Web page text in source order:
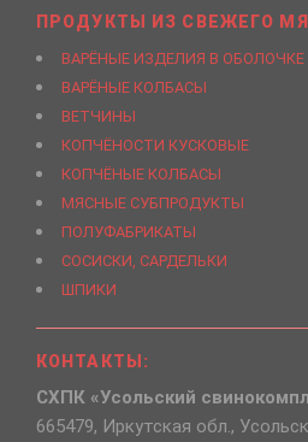
ПРОДУКТЫ ИЗ СВЕЖЕГО
ВАРЁНЫЕ ИЗДЕЛИЯ В ОБОЛОЧКЕ
ВАРЁНЫЕ КОЛБАСЫ
ВЕТЧИНЫ
КОПЧЁНОСТИ КУСКОВЫЕ
КОПЧЁНЫЕ КОЛБАСЫ
МЯСНЫЕ СУБПРОДУКТЫ
ПОЛУФАБРИКАТЫ
СОСИСКИ, САРДЕЛЬКИ
ШПИКИ
КОНТАКТЫ:
СХПК «Усольский
665479, Иркутская обл.,